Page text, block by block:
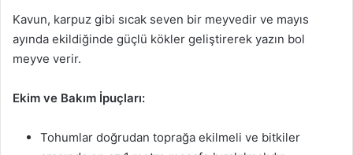
Kavun, karpuz gibi sıcak seven bir meyvedir ve mayıs
ayında ekildiğinde güçlü kökler geliştirerek yazın bol
meyve verir.
Ekim ve Bakım İpuçları:
Tohumlar doğrudan toprağa ekilmeli ve bitkiler